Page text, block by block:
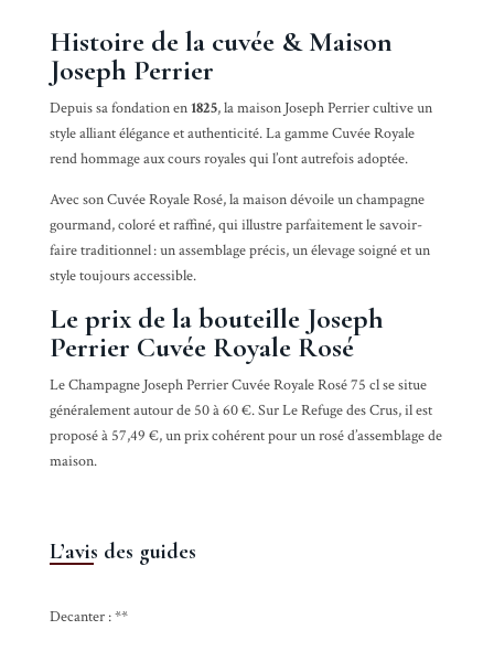
Histoire de la cuvée & Maison
Joseph Perrier
Depuis sa fondation en1825, la maison Joseph Perrier cultive un
style alliant élégance et authenticité. La gamme Cuvée Royale
rend hommage aux cours royales qui l’ont autrefois adoptée.
Avec son Cuvée Royale Rosé, la maison dévoile un champagne
gourmand, coloré et raffiné, qui illustre parfaitement le savoir-
faire traditionnel : un assemblage précis, un élevage soigné et un
style toujours accessible.
Le prix de la bouteille Joseph
Perrier Cuvée Royale Rosé
Le Champagne Joseph Perrier Cuvée Royale Rosé 75 cl se situe
généralement autour de 50 à 60 €. Sur Le Refuge des Crus, il est
proposé à 57,49 €, un prix cohérent pour un rosé d’assemblage de
maison.
L’avis des guides
Decanter : **